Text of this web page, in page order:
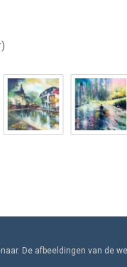
De afbeeldingen van de